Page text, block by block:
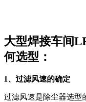
大型焊接车间
何选型：
1、过滤风速的确定
过滤风速是除尘器选型